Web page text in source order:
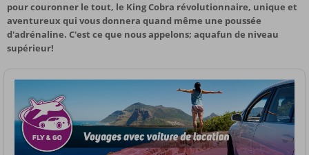
pour couronner le tout, le King Cobra révolutionnaire, unique et
aventureux qui vous donnera quand même une poussée
d'adrénaline. C'est ce que nous appelons; aquafun de niveau
supérieur!